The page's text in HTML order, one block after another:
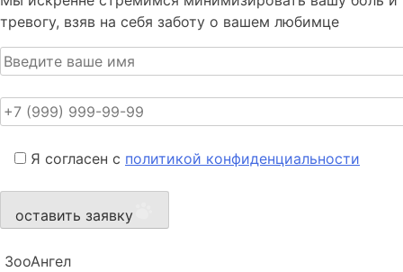
тревогу, взяв на себя заботу о вашем любимце
Я согласен с политикой конфиденциальности
оставить заявку
ЗооАнгел